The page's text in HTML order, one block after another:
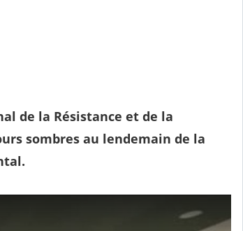
de la Résistance et de la
sombres au lendemain de la